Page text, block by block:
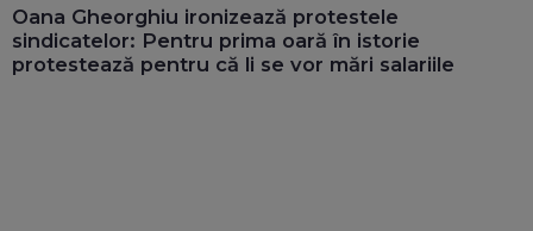
Oana Gheorghiu ironizează protestele
sindicatelor: Pentru prima oară în istorie
protestează pentru că li se vor mări salariile